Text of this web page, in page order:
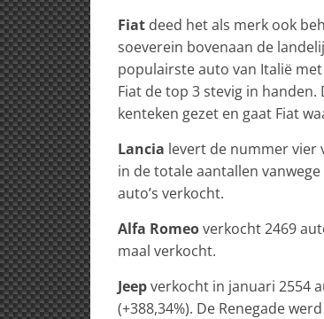
Fiat deed het als merk ook
soeverein bovenaan de
populairste auto van Italië
Fiat de top 3 stevig in handen.
kenteken gezet en gaat Fiat
Lancia levert de nummer vier
in de totale aantallen
auto’s verkocht.
Alfa Romeoverkocht 2469
maal verkocht.
Jeepverkocht in januari 2554
(+388,34%). De Renegade